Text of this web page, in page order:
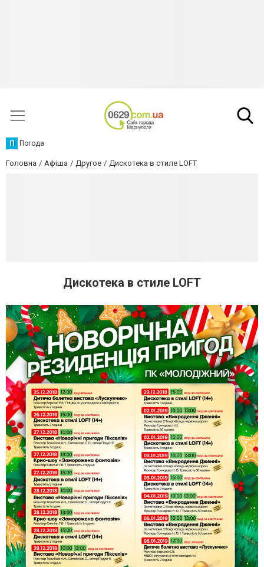
П Погода
Головна Афіша Другое Дискотека в стиле LOFT
Дискотека в стиле LOFT